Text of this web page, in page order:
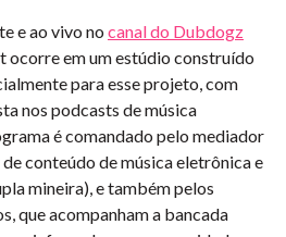
e ao vivo no canal do Dubdogz
ocorre em um estúdio construído
para esse projeto, com
nos podcasts de música
é comandado pelo mediador
conteúdo de música eletrônica e
mineira), e também pelos
que acompanham a bancada